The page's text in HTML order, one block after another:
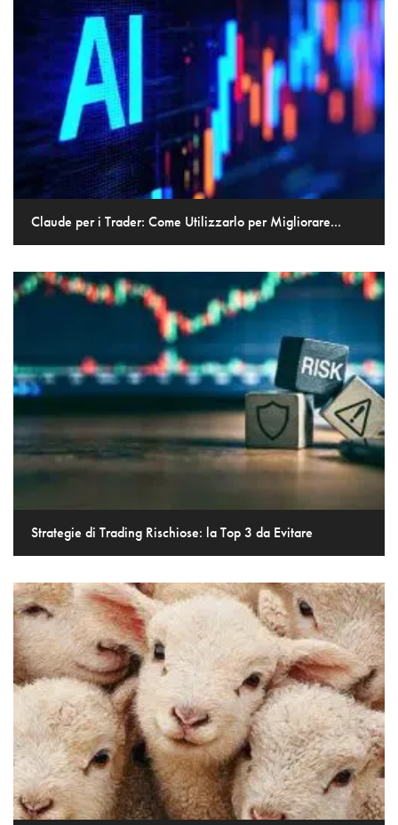
Claude per i Trader: Come Utilizzarlo per Migliorare...
Strategie di Trading Rischiose: la Top 3 da Evitare